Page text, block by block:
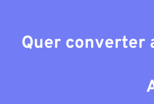
Quer converter